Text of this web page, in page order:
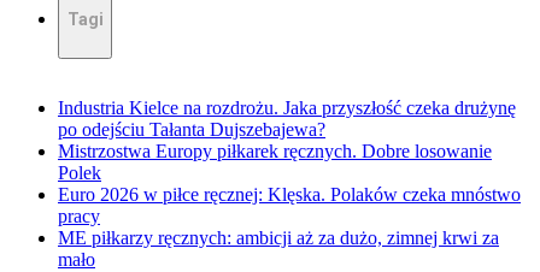
Tagi
Industria Kielce na rozdrożu. Jaka przyszłość czeka drużynę
po odejściu Tałanta Dujszebajewa?
Mistrzostwa Europy piłkarek ręcznych. Dobre losowanie
Polek
Euro 2026 w piłce ręcznej: Klęska. Polaków czeka mnóstwo
pracy
ME piłkarzy ręcznych: ambicji aż za dużo, zimnej krwi za
mało